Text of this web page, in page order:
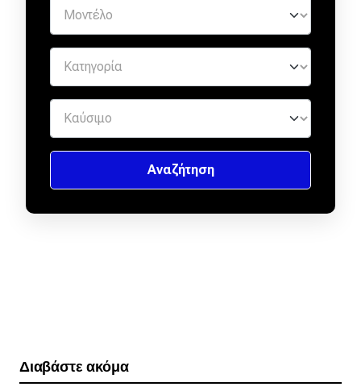
Διαβάστε ακόμα